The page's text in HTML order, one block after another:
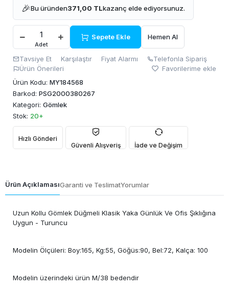
🎉Bu üründen371,00 TLkazanç elde ediyorsunuz.
Adet
Sepete Ekle Hemen Al
Tavsiye Et Karşılaştır Fiyat Alarmı
Telefonla Sipariş
Ürün Önerileri
Favorilerime ekle
Ürün Kodu: MY184568
Barkod: PSG2000380267
Kategori: Gömlek
Stok: 20+
Hızlı Gönderi
Güvenli Alışveriş
İade ve Değişim
Ürün AçıklamasıGaranti ve TeslimatYorumlar
Uzun Kollu Gömlek Düğmeli Klasik Yaka Günlük Ve Ofis Şıklığına
Uygun - Turuncu
Modelin Ölçüleri: Boy:165, Kg:55, Göğüs:90, Bel:72, Kalça: 100
Modelin üzerindeki ürün M/38 bedendir